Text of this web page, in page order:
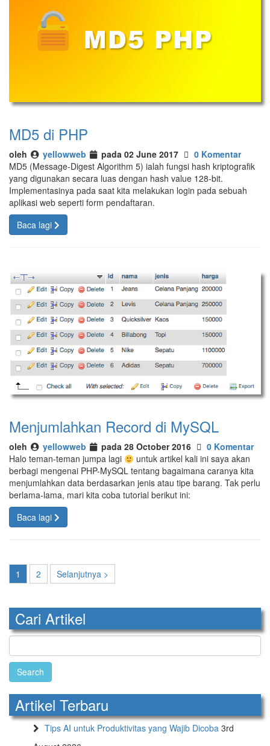
MD5 di PHP
oleh yellowweb pada 02 June 2017
0 Komentar
MD5 (Message-Digest Algorithm 5) ialah fungsi hash kriptografik
yang digunakan secara luas dengan hash value 128-bit.
Implementasinya pada saat kita melakukan login pada sebuah
aplikasi web seperti form pendaftaran.
Baca lagi
Menjumlahkan Record di MySQL
oleh yellowweb pada 28 October 2016
0 Komentar
Halo teman-teman jumpa lagi
untuk artikel kali ini saya akan
berbagi mengenai PHP-MySQL tentang bagaimana caranya kita
menjumlahkan data berdasarkan jenis atau tipe barang. Tak perlu
berlama-lama, mari kita coba tutorial berikut ini:
Baca lagi
1 2 Selanjutnya >
Cari Artikel
Search
for:
Artikel Terbaru
Tips AI untuk Produktivitas yang Wajib Dicoba 3rd